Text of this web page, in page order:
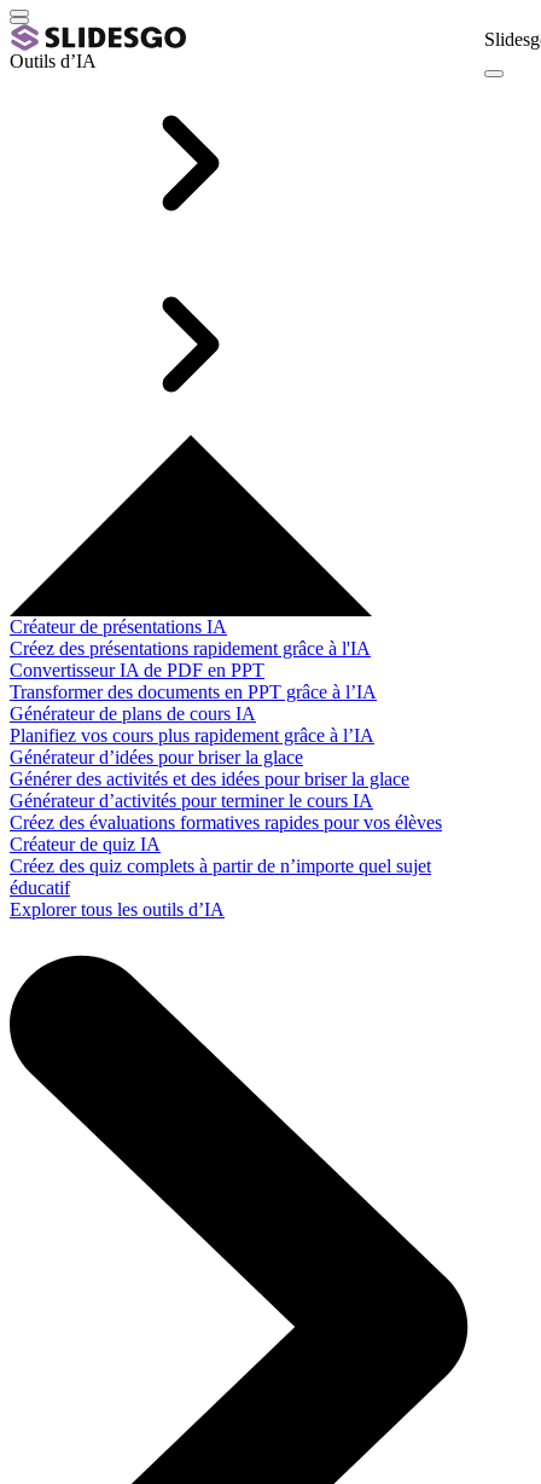
Outils d’IA
Créateur de présentations IA
Créez des présentations rapidement grâce à l'IA
Convertisseur IA de PDF en PPT
Transformer des documents en PPT grâce à l’IA
Générateur de plans de cours IA
Planifiez vos cours plus rapidement grâce à l’IA
Générateur d’idées pour briser la glace
Générer des activités et des idées pour briser la glace
Générateur d’activités pour terminer le cours IA
Créez des évaluations formatives rapides pour vos élèves
Créateur de quiz IA
Créez des quiz complets à partir de n’importe quel sujet
éducatif
Explorer tous les outils d’IA